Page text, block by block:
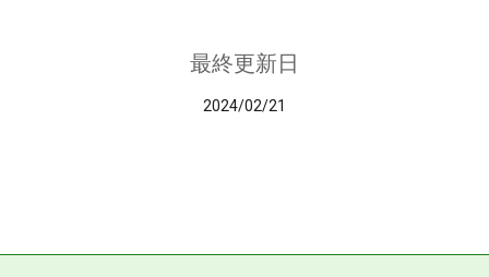
最終更新日
2024/02/21